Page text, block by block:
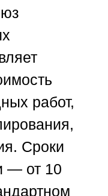
работ,
Сроки
— от 10